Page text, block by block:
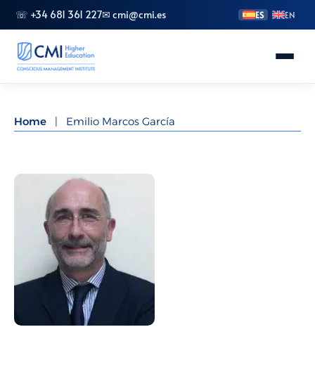
☏ +34 681 361 227✉ cmi@cmi.es ES EN
FP Superior
Grados
Especializaciones
Doctorado
Talento para empresas
Home | Emilio Marcos García